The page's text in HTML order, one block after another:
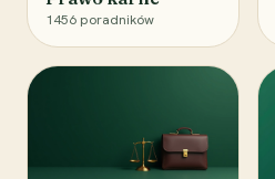
1456 poradników